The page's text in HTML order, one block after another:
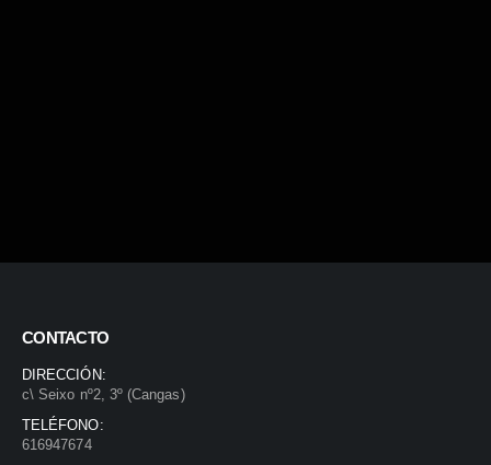
CONTACTO
DIRECCIÓN:
c\ Seixo nº2, 3º (Cangas)
TELÉFONO:
616947674